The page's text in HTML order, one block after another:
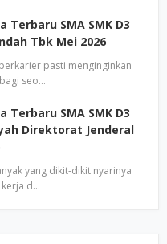
Terbaru SMA SMK D3
Tbk Mei 2026
pasti menginginkan
seo…
Terbaru SMA SMK D3
Direktorat Jenderal
yang dikit-dikit nyarinya
d…